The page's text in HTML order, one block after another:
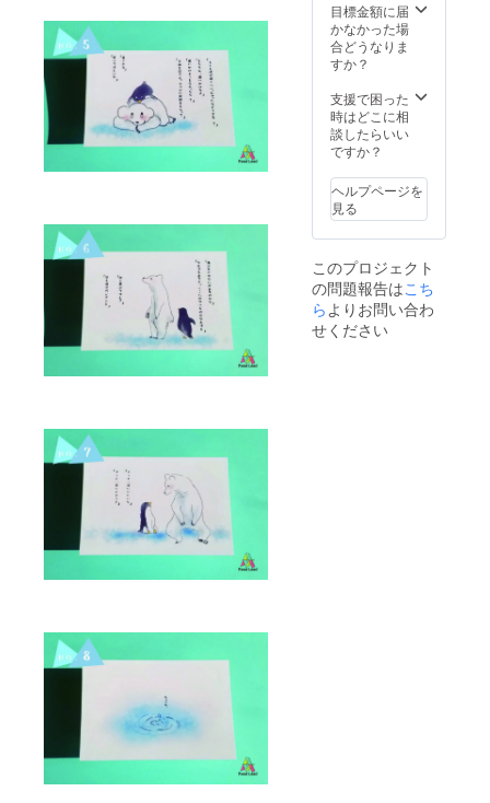
目標金額に届
かなかった場
合どうなりま
すか？
支援で困った
時はどこに相
談したらいい
ですか？
ヘルプページを
見る
このプロジェクト
の問題報告はこち
らよりお問い合わ
せください